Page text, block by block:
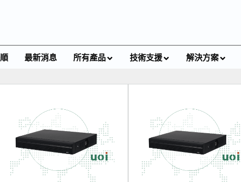
最新消息 所有產品 技術支援 解決方案